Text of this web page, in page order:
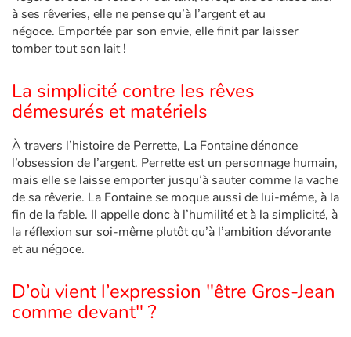
à ses rêveries, elle ne pense qu’à l’argent et au
négoce. Emportée par son envie, elle finit par laisser
tomber tout son lait !
La simplicité contre les rêves
démesurés et matériels
À travers l’histoire de Perrette, La Fontaine dénonce
l’obsession de l’argent. Perrette est un personnage humain,
mais elle se laisse emporter jusqu’à sauter comme la vache
de sa rêverie. La Fontaine se moque aussi de lui-même, à la
fin de la fable. Il appelle donc à l’humilité et à la simplicité, à
la réflexion sur soi-même plutôt qu’à l’ambition dévorante
et au négoce.
D’où vient l’expression "être Gros-Jean
comme devant" ?